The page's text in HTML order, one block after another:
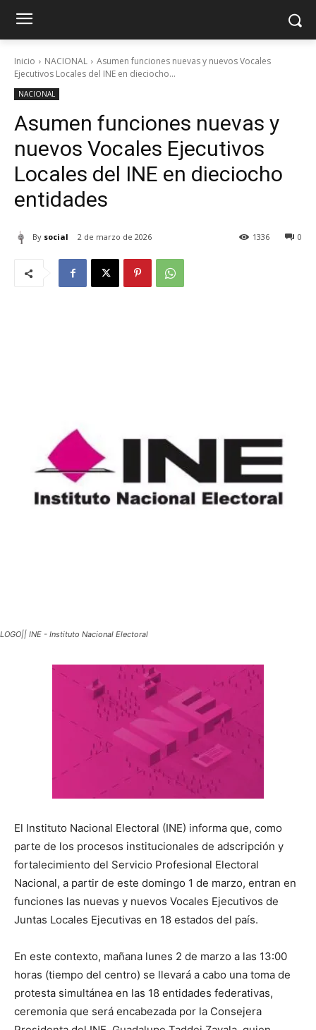
Inicio NACIONAL
Asumen funciones nuevas y nuevos Vocales
Ejecutivos Locales del INE en dieciocho...
NACIONAL
Asumen funciones nuevas y
nuevos Vocales Ejecutivos
Locales del INE en dieciocho
entidades
By social 2 de marzo de 2026 0
1336
LOGO|| INE - Instituto Nacional Electoral
El Instituto Nacional Electoral (INE) informa que, como
parte de los procesos institucionales de adscripción y
fortalecimiento del Servicio Profesional Electoral
Nacional, a partir de este domingo 1 de marzo, entran en
funciones las nuevas y nuevos Vocales Ejecutivos de
Juntas Locales Ejecutivas en 18 estados del país.
En este contexto, mañana lunes 2 de marzo a las 13:00
horas (tiempo del centro) se llevará a cabo una toma de
protesta simultánea en las 18 entidades federativas,
ceremonia que será encabezada por la Consejera